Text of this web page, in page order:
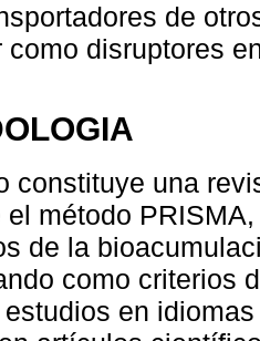
de
como disruptores
constituye una
el método
de la
como criterios
en